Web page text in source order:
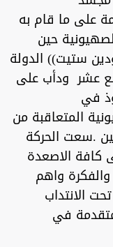
على ما قام به
حين
ستيت)) الدولة
عشر ودأب على
في
المتعاقبة من
.سعت الحركة
كافة الاصعدة
واهم
الانتداب
في